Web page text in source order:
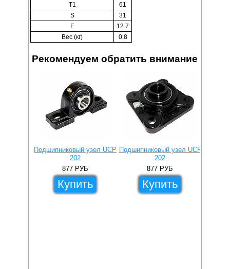
T1
61
S
31
F
12.7
Вес (кг)
0.8
Рекомендуем обратить внимание
Подшипниковый узел UCP
202
877 РУБ
Купить
Подшипниковый узел UCF
202
877 РУБ
Купить